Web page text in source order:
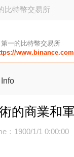
比特幣交易所
一的比特幣交易所
www.binance.com
Info
的商業和
：1900/1/1 0:00:00